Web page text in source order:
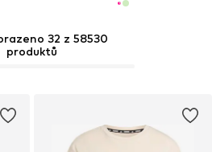
32 z 58530
produktů